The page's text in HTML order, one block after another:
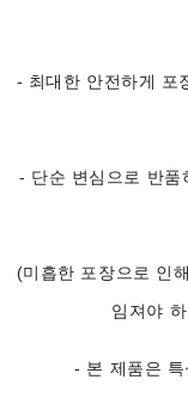
- 최대한 안전하게 포
- 단순 변심으로 반품
(미흡한 포장으로 인
임져야
- 본 제품은 특